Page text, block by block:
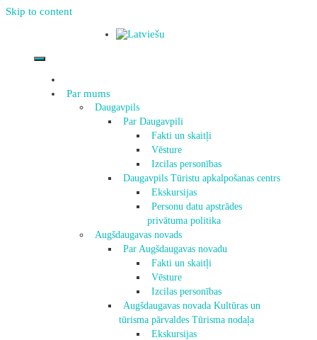
Skip to content
Par mums
Daugavpils
Par Daugavpili
Fakti un skaitļi
Vēsture
Izcilas personības
Daugavpils Tūristu apkalpošanas centrs
Ekskursijas
Personu datu apstrādes
privātuma politika
Augšdaugavas novads
Par Augšdaugavas novadu
Fakti un skaitļi
Vēsture
Izcilas personības
Augšdaugavas novada Kultūras un
tūrisma pārvaldes Tūrisma nodaļa
Ekskursijas